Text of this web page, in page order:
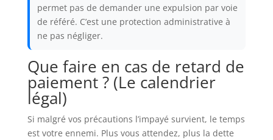
permet pas de demander une expulsion par voie
de référé. C’est une protection administrative à
ne pas négliger.
Que faire en cas de retard de
paiement ? (Le calendrier
légal)
Si malgré vos précautions l’impayé survient, le temps
est votre ennemi. Plus vous attendez, plus la dette